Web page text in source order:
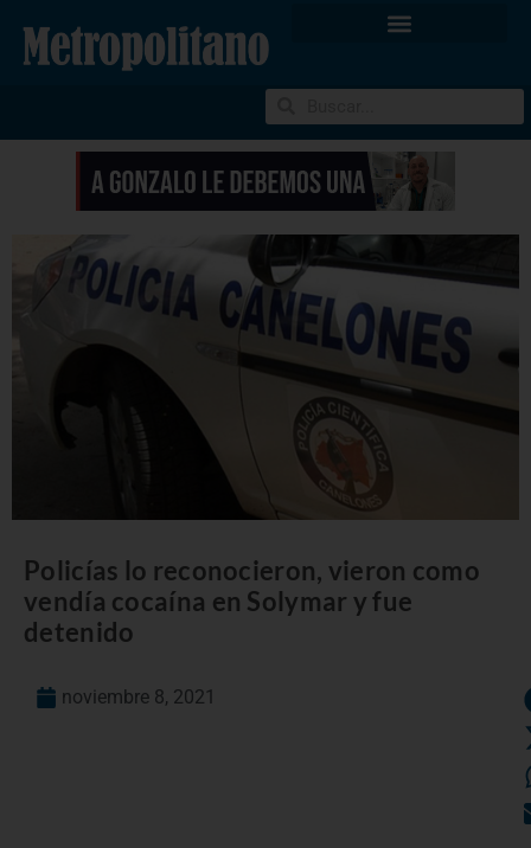
Policías lo reconocieron, vieron como
vendía cocaína en Solymar y fue
detenido
noviembre 8, 2021